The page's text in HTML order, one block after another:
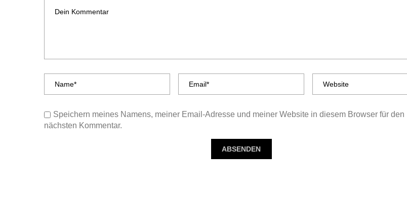
Speichern meines Namens, meiner Email-Adresse und meiner Website in diesem Browser für den
nächsten Kommentar.